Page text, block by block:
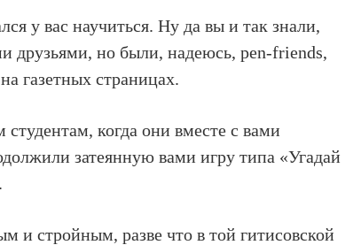
у вас научиться. Ну да вы и так знали,
друзьями, но были, надеюсь, pen-friends,
газетных страницах.
когда они вместе с вами
затеянную вами игру типа «Угадай
и стройным, разве что в той гитисовской